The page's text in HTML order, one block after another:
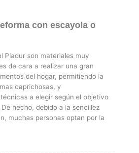
con escayola o
Pladur son materiales muy
de cara a realizar una gran
del hogar, permitiendo la
caprichosas, y
a elegir según el objetivo
hecho, debido a la sencillez
muchas personas optan por la